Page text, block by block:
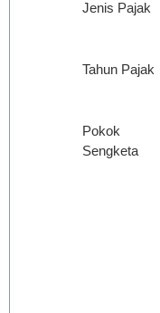
Jenis Pajak
Tahun Pajak
Pokok
Sengketa